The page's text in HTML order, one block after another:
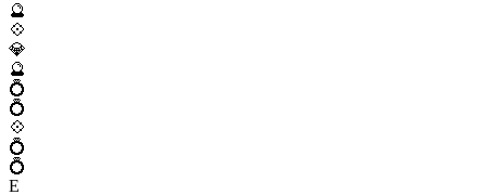
🔮
💠
💎
🔮
💍
💍
💠
💍
💍
E